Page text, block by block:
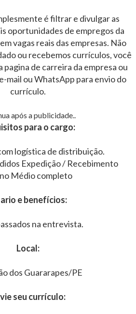
é filtrar e divulgar as
oportunidades de empregos da
vagas reais das empresas. Não
ou recebemos currículos, você
pagina de carreira da empresa ou
mail ou WhatsApp para envio do
currículo.
após a publicidade..
para o cargo:
logística de distribuição.
Expedição / Recebimento
Médio completo
e benefícios:
na entrevista.
Local:
dos Guararapes/PE
seu currículo: